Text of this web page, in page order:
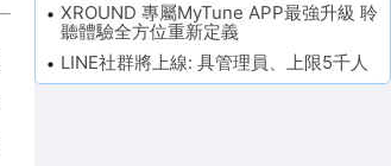
XROUND 專屬MyTune APP最強升級 聆
聽體驗全方位重新定義
LINE社群將上線: 具管理員、上限5千人